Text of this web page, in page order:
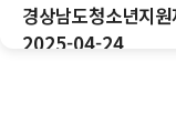
경상남도청소년지
2025-04-24